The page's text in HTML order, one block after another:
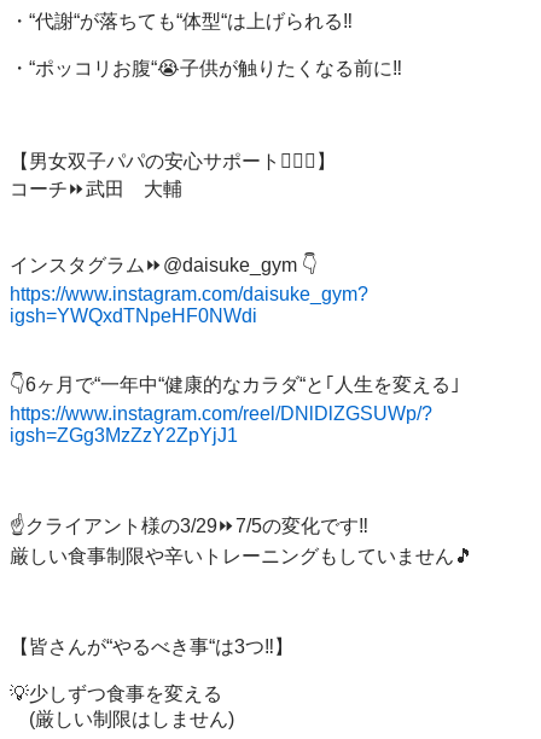
・“代謝“が落ちても“体型“は上げられる‼️
・“ポッコリお腹“😭子供が触りたくなる前に‼️
【男女双子パパの安心サポート👩‍❤️‍👨】
コーチ⏩武田　大輔
https://www.instagram.com/daisuke_gym?
igsh=YWQxdTNpeHF0NWdi
https://www.instagram.com/reel/DNlDlZGSUWp/?
igsh=ZGg3MzZzY2ZpYjJ1
☝️クライアント様の3/29⏩7/5の変化です‼️
厳しい食事制限や辛いトレーニングもしていません🎵
【皆さんが“やるべき事“は3つ‼️】
💡少しずつ食事を変える
(厳しい制限はしません)